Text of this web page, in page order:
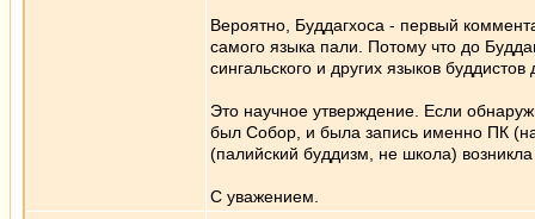
Вероятно, Буддагхоса - первый
самого языка пали. Потому что до
сингальского и других языков
Это научное утверждение. Если
был Собор, и была запись именно ПК
(палийский буддизм, не школа)
С уважением.